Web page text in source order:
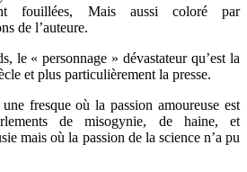
fouillées, Mais aussi coloré par
de l’auteure.
le « personnage » dévastateur qu’est la
et plus particulièrement la presse.
fresque où la passion amoureuse est
de misogynie, de haine, et
mais où la passion de la science n’a pu